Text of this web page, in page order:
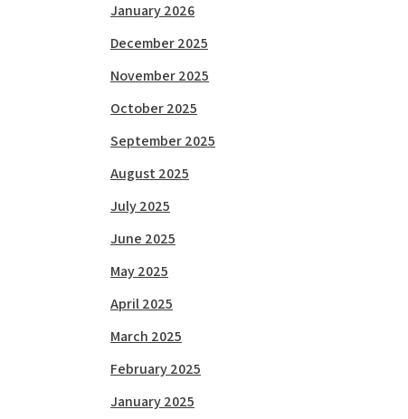
January 2026
December 2025
November 2025
October 2025
September 2025
August 2025
July 2025
June 2025
May 2025
April 2025
March 2025
February 2025
January 2025